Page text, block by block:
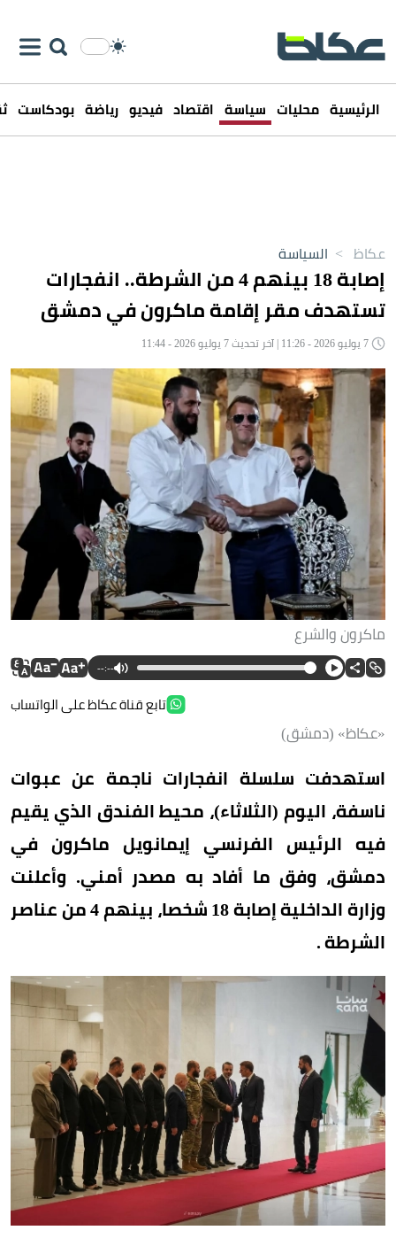
الرئيسية محليات سياسة اقتصاد فيديو رياضة بودكاست
عكاظ > السياسة
إصابة 18 بينهم 4 من الشرطة.. انفجارات
تستهدف مقر إقامة ماكرون في دمشق
ماكرون والشرع
--:--
تابع قناة عكاظ على الواتساب
«عكاظ» (دمشق)
استهدفت سلسلة انفجارات ناجمة عن عبوات
ناسفة، اليوم (الثلاثاء)، محيط الفندق الذي يقيم
فيه الرئيس الفرنسي إيمانويل ماكرون في
دمشق، وفق ما أفاد به مصدر أمني. وأعلنت
وزارة الداخلية إصابة 18 شخصا، بينهم 4 من عناصر
الشرطة .